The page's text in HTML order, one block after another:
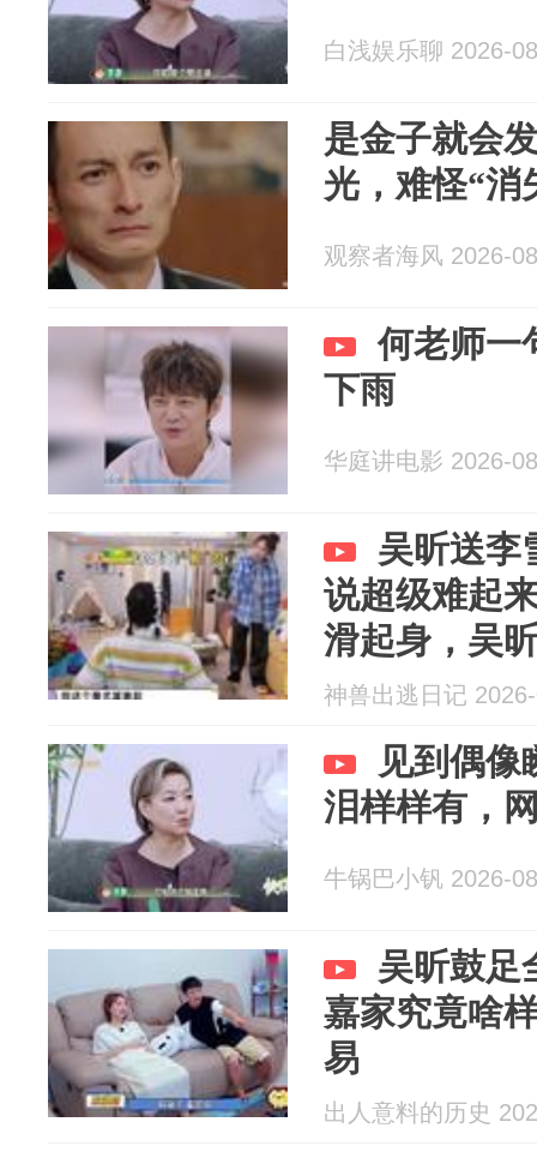
白浅娱乐聊 2026-
是金子就会
光，难怪“消
观察者海风 2026-
何老师一
下雨
华庭讲电影 2026-
吴昕送李
说超级难起
滑起身，吴
神兽出逃日记
见到偶像
泪样样有，
牛锅巴小钒 2026-
吴昕鼓足
嘉家究竟啥
易
出人意料的历史